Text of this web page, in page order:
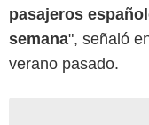
pasajeros
semana", señaló
verano pasado.